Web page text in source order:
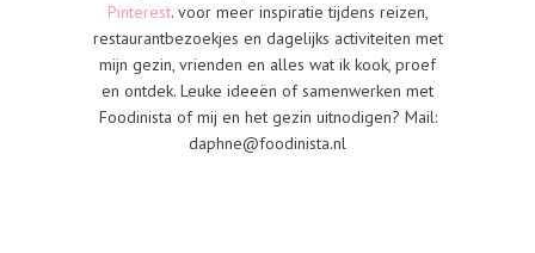
Pinterest. voor meer inspiratie tijdens reizen,
restaurantbezoekjes en dagelijks activiteiten met
mijn gezin, vrienden en alles wat ik kook, proef
en ontdek. Leuke ideeën of samenwerken met
Foodinista of mij en het gezin uitnodigen? Mail:
daphne@foodinista.nl